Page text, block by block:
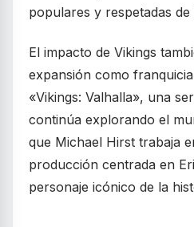
populares y respetadas de
El impacto de Vikings
expansión como
«Vikings: Valhalla», una
continúa explorando el
que Michael Hirst trabaja
producción centrada en
personaje icónico de la